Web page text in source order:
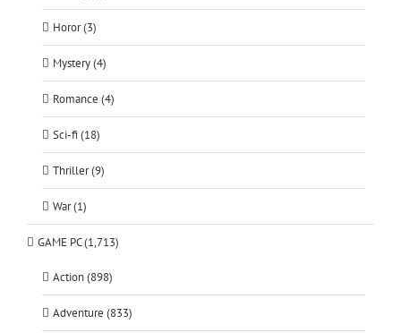
Horor (3)
Mystery (4)
Romance (4)
Sci-fi (18)
Thriller (9)
War (1)
GAME PC (1,713)
Action (898)
Adventure (833)